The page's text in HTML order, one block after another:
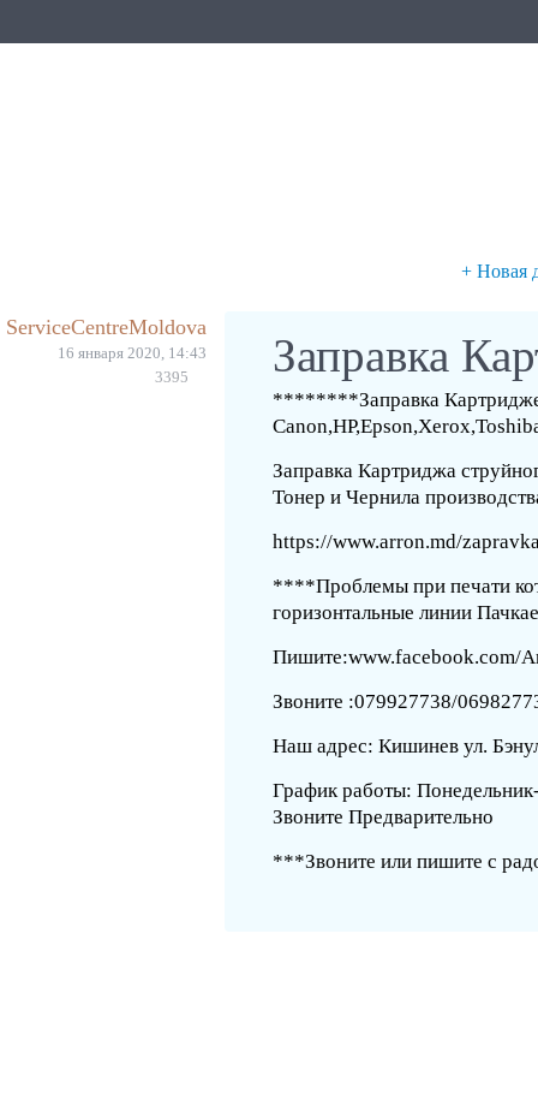
+ Новая
ServiceCentreMoldova
16 января 2020, 14:43
3395
Заправка
********Заправка
Заправка Картриджа
Тонер и Чернила
https://www.arron.md/
****Проблемы при печати
горизонтальные линии
Пишите:www.facebook.com/
Звоните :079927738/
Наш адрес: Кишинев ул.
График работы:
Звоните Предварительно
***Звоните или пишите с